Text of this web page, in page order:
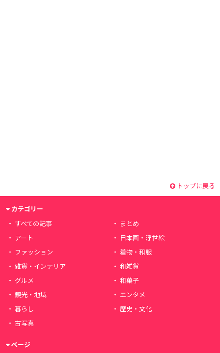
トップに戻る
カテゴリー
すべての記事
まとめ
アート
日本画・浮世絵
ファッション
着物・和服
雑貨・インテリア
和雑貨
グルメ
和菓子
観光・地域
エンタメ
暮らし
歴史・文化
古写真
ページ